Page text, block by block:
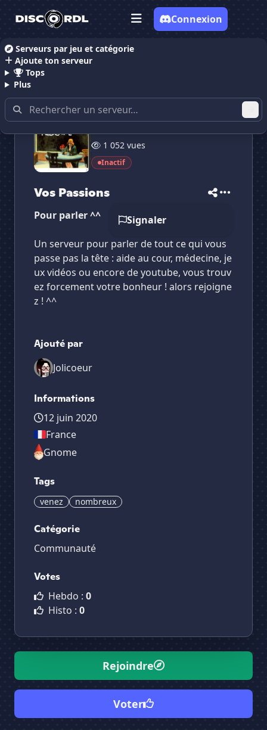
Serveurs par jeu et catégorie
Ajoute ton serveur
Tops
Plus
Connexion
Accueil Serveurs Discord Communauté
1 052 vues
Inactif
Vos Passions
Signaler
Pour parler ^^
Un serveur pour parler de tout ce qui vous
passe pas la tête : aide au cour, médecine, je
ux vidéos ou encore de youtube, vous trouv
ez forcement votre bonheur ! alors rejoigne
z ! ^^
Ajouté par
Jolicoeur
Informations
12 juin 2020
France
Gnome
Tags
venez nombreux
Catégorie
Communauté
Votes
Hebdo : 0
Histo : 0
Rejoindre
Voter
Vote pourVos Passions
Vos Passions
Es-tu sûr de vouloir supprimer ton avis de ce
Vos Passions